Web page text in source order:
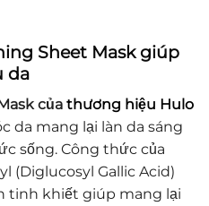
Sheet Mask giúp
da
của thương hiệu Hulo
da mang lại làn da sáng
sống. Công thức của
(Diglucosyl Gallic Acid)
tinh khiết giúp mang lại